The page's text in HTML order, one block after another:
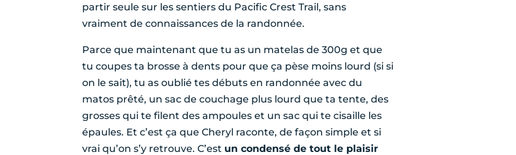
partir seule sur les sentiers du Pacific Crest Trail, sans
vraiment de connaissances de la randonnée.
Parce que maintenant que tu as un matelas de 300g et que
tu coupes ta brosse à dents pour que ça pèse moins lourd (si si
on le sait), tu as oublié tes débuts en randonnée avec du
matos prêté, un sac de couchage plus lourd que ta tente, des
grosses qui te filent des ampoules et un sac qui te cisaille les
épaules. Et c’est ça que Cheryl raconte, de façon simple et si
vrai qu’on s’y retrouve. C’est un condensé de tout le plaisir